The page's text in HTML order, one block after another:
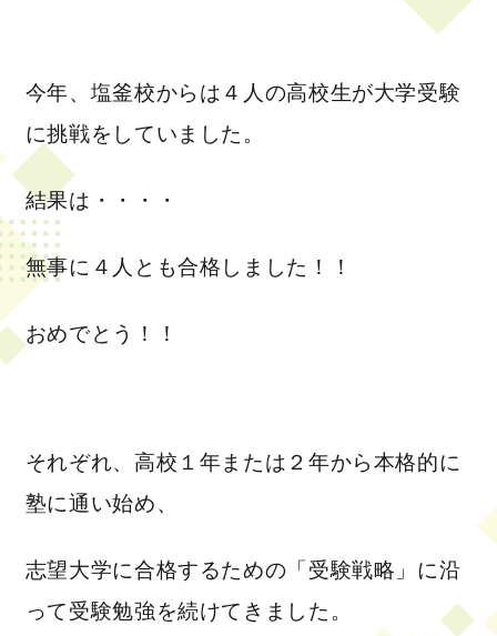
今年、塩釜校からは４人の高校生が大学受験
に挑戦をしていました。
結果は・・・・
無事に４人とも合格しました！！
おめでとう！！
それぞれ、高校１年または２年から本格的に
塾に通い始め、
志望大学に合格するための 「受験戦略」に沿
って受験勉強を続けてきました。